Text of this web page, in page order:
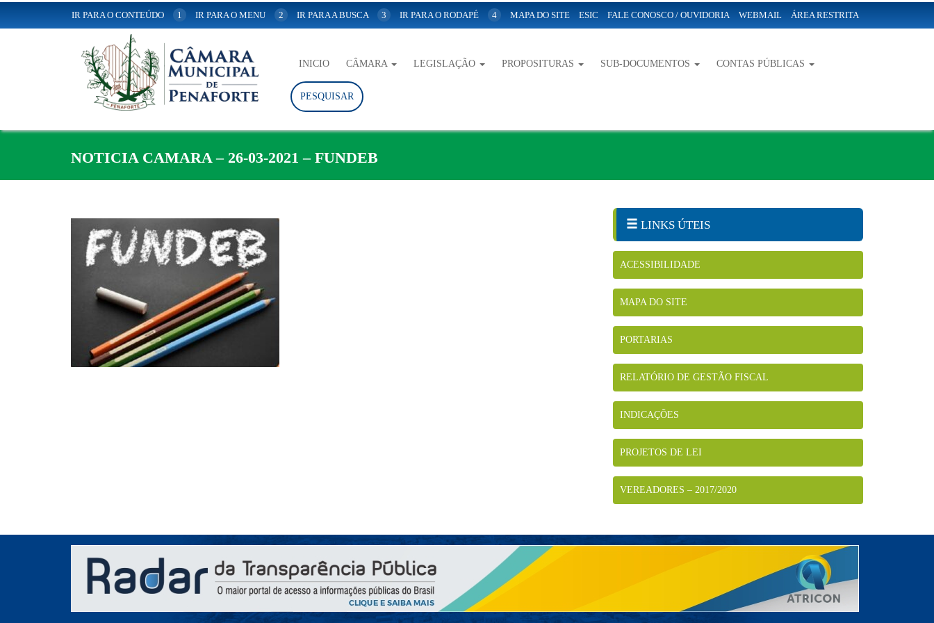
IR PARA O CONTEÚDO 1 IR PARA O MENU 2 IR PARA A BUSCA 3 IR PARA O RODAPÉ 4 MAPA DO SITE ESIC FALE CONOSCO / OUVIDORIA WEBMAIL ÁREA RESTRITA
INICIO CÂMARA LEGISLAÇÃO PROPOSITURAS SUB-DOCUMENTOS CONTAS PÚBLICAS
PESQUISAR
NOTICIA CAMARA – 26-03-2021 – FUNDEB
LINKS ÚTEIS
ACESSIBILIDADE
MAPA DO SITE
PORTARIAS
RELATÓRIO DE GESTÃO FISCAL
INDICAÇÕES
PROJETOS DE LEI
VEREADORES – 2017/2020